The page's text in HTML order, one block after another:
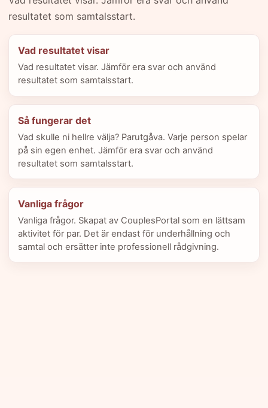
resultatet som samtalsstart.
Vad resultatet visar
Vad resultatet visar. Jämför era svar och använd
resultatet som samtalsstart.
Så fungerar det
Vad skulle ni hellre välja? Parutgåva. Varje person spelar
på sin egen enhet. Jämför era svar och använd
resultatet som samtalsstart.
Vanliga frågor
Vanliga frågor. Skapat av CouplesPortal som en lättsam
aktivitet för par. Det är endast för underhållning och
samtal och ersätter inte professionell rådgivning.